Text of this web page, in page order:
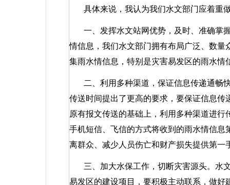
具体来说，我认为我们水文部门应着重
一、发挥水文站网优势，及时、准确掌
情信息，我们水文部门拥有布局广泛、数
集雨水情信息，特别是灾害易发区的雨水情
二、利用多种渠道，保证信息传递通畅
传送时间提出了更高的要求，要保证信息
原有报文传送的基础上，利用多种渠道进
手机短信、飞信的方式将收到的雨水情信
离群众、减少人员伤亡和财产损失提供第一
三、加大水保工作，切断灾害源头。水
易发区的建设项目，要积极主动联系，做